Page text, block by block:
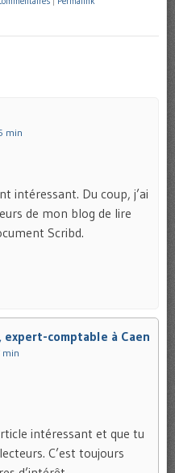
min
intéressant. Du coup, j’ai
de mon blog de lire
Scribd.
expert-comptable à Caen
min
intéressant et que tu
C’est toujours